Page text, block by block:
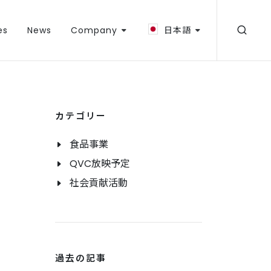
News Company 日本語
カテゴリー
食品事業
QVC放映予定
社会貢献活動
過去の記事